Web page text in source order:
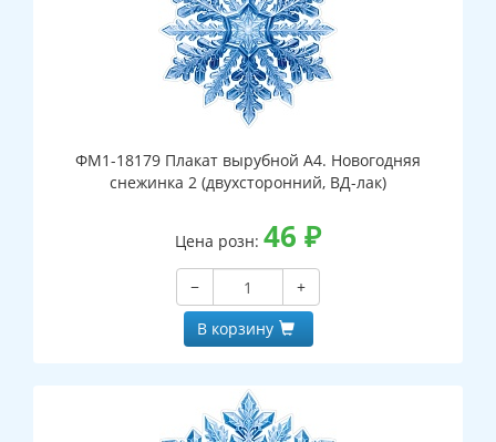
ФМ1-18179 Плакат вырубной А4. Новогодняя
снежинка 2 (двухсторонний, ВД-лак)
Цена розн: 46 ₽
−
+
В корзину